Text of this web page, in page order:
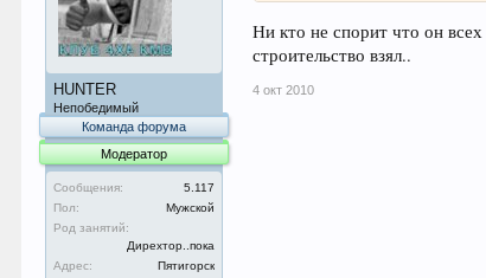
HUNTER
Непобедимый
Команда форума
Модератор
Сообщения:
5.117
Пол:
Мужской
Род занятий:
Дирехтор..пока
Адрес:
Пятигорск
Ни кто не спорит что он
строительство взял..
4 окт 2010